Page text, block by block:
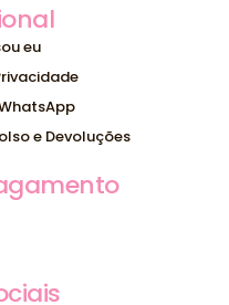
eu
e Devoluções